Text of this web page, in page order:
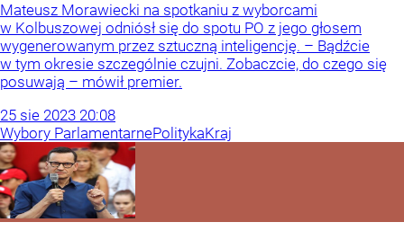
Mateusz Morawiecki na spotkaniu z wyborcami
w Kolbuszowej odniósł się do spotu PO z jego głosem
wygenerowanym przez sztuczną inteligencję. – Bądźcie
w tym okresie szczególnie czujni. Zobaczcie, do czego się
posuwają – mówił premier.
25 sie 2023 20:08
Wybory ParlamentarnePolitykaKraj